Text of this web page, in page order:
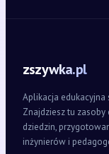
zszywka.pl
Aplikacja
Znajdziesz tu zasoby
dziedzin,
inżynierów i